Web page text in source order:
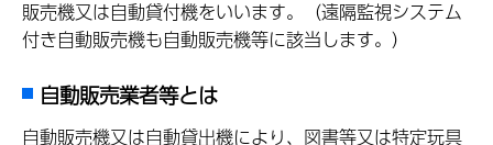
販売機又は自動貸付機をいいます。（遠隔監視システム
付き自動販売機も自動販売機等に該当します。）
自動販売業者等とは
自動販売機又は自動貸出機により、図書等又は特定玩具